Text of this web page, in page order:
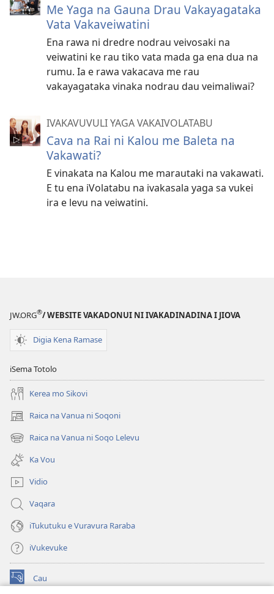
Me Yaga na Gauna Drau Vakayagataka
Vata Vakaveiwatini
Ena rawa ni dredre nodrau veivosaki na
veiwatini ke rau tiko vata mada ga ena dua na
rumu. Ia e rawa vakacava me rau
vakayagataka vinaka nodrau dau veimaliwai?
IVAKAVUVULI YAGA VAKAIVOLATABU
Cava na Rai ni Kalou me Baleta na
Vakawati?
E vinakata na Kalou me marautaki na vakawati.
E tu ena iVolatabu na ivakasala yaga sa vukei
ira e levu na veiwatini.
JW.ORG®/ WEBSITE VAKADONUI NI IVAKADINADINA I JIOVA
Digia Kena Ramase
iSema Totolo
Kerea mo Sikovi
Raica na Vanua ni Soqoni
(opens
new
window)
Raica na Vanua ni Soqo Lelevu
(opens
new
window)
Ka Vou
Vidio
Vaqara
iTukutuku e Vuravura Raraba
iVukevuke
Cau
(opens